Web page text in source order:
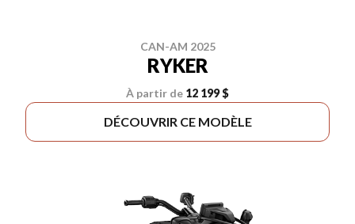
CAN-AM 2025
RYKER
À partir de 12 199 $
DÉCOUVRIR CE MODÈLE